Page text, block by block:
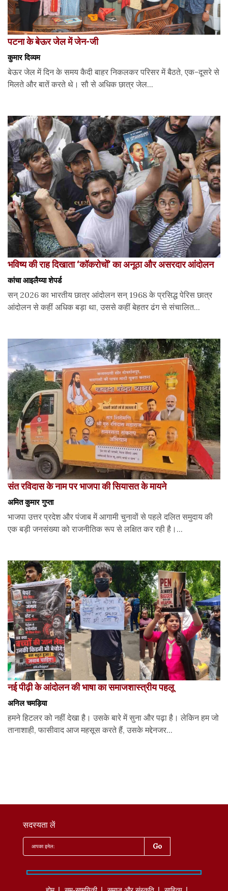
पटना के बेऊर जेल में जेन-जी
कुमार दिव्यम
बेऊर जेल में दिन के समय कैदी बाहर निकलकर परिसर में बैठते, एक-दूसरे से
मिलते और बातें करते थे। सौ से अधिक छात्र जेल...
भविष्य की राह दिखाता ‘कॉकरोचों’ का अनूठा और असरदार आंदोलन
कांचा आइलैय्या शेपर्ड
सन् 2026 का भारतीय छात्र आंदोलन सन् 1968 के प्रसिद्ध पेरिस छात्र
आंदोलन से कहीं अधिक बड़ा था, उससे कहीं बेहतर ढंग से संचालित...
संत रविदास के नाम पर भाजपा की सियासत के मायने
अमित कुमार गुप्ता
भाजपा उत्तर प्रदेश और पंजाब में आगामी चुनावों से पहले दलित समुदाय की
एक बड़ी जनसंख्या को राजनीतिक रूप से लक्षित कर रही है।...
नई पीढ़ी के आंदोलन की भाषा का समाजशास्त्रीय पहलू
अनिल चमड़िया
हमने हिटलर को नहीं देखा है। उसके बारे में सुना और पढ़ा है। लेकिन हम जो
तानाशाही, फासीवाद आज महसूस करते हैं, उसके मद्देनजर...
सदस्यता लें